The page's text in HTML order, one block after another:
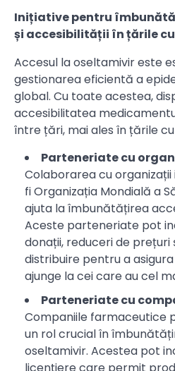
Inițiative pentru
și accesibilității în țările
Accesul la oseltamivir este
gestionarea eficientă a
global. Cu toate acestea,
accesibilitatea
între țări, mai ales în țările
Parteneriate cu
Colaborarea cu
fi Organizația Mondială a
ajuta la îmbunătățirea
Aceste parteneriate pot
donații, reduceri de prețuri
distribuire pentru a
ajunge la cei care au cel
Parteneriate cu
Companiile farmaceutice
un rol crucial în
oseltamivir. Acestea pot
licențiere care permit